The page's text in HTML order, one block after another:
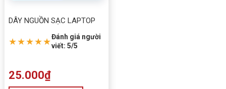
Thông số kỹ thuật
DÂY NGUỒN SẠC LAPTOP
★★★★★Đánh giá người
viết: 5/5
25.000₫